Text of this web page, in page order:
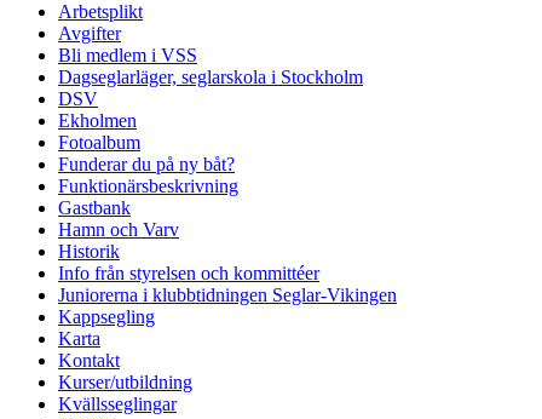
Arbetsplikt
Avgifter
Bli medlem i VSS
Dagseglarläger, seglarskola i Stockholm
DSV
Ekholmen
Fotoalbum
Funderar du på ny båt?
Funktionärsbeskrivning
Gastbank
Hamn och Varv
Historik
Info från styrelsen och kommittéer
Juniorerna i klubbtidningen Seglar-Vikingen
Kappsegling
Karta
Kontakt
Kurser/utbildning
Kvällsseglingar